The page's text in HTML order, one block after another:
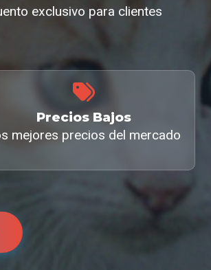
exclusivo para clientes
Precios Bajos
mejores precios del mercado